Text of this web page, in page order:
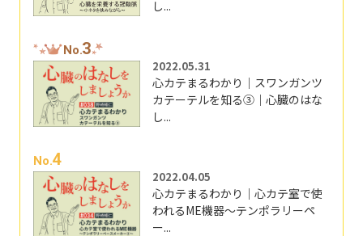
し...
No.3
2022.05.31
心カテまるわかり｜スワンガンツ
カテーテルを知る③｜心臓のはな
し...
No.4
2022.04.05
心カテまるわかり｜心カテ室で使
われるME機器～テンポラリーペ
ー...